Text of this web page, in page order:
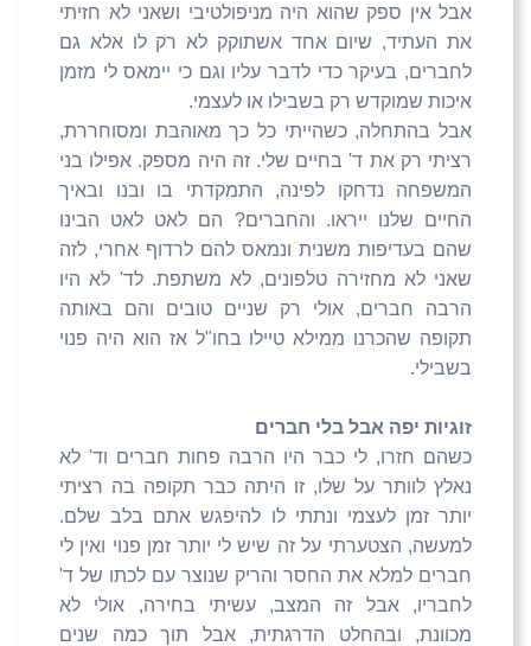
אבל אין ספק שהוא היה מניפולטיבי ושאני לא חזיתי
את העתיד, שיום אחד אשתוקק לא רק לו אלא גם
לחברים, בעיקר כדי לדבר עליו וגם כי יימאס לי מזמן
איכות שמוקדש רק בשבילו או לעצמי.
אבל בהתחלה, כשהייתי כל כך מאוהבת ומסוחררת,
רציתי רק את ד' בחיים שלי. זה היה מספק. אפילו בני
המשפחה נדחקו לפינה, התמקדתי בו ובנו ובאיך
החיים שלנו ייראו. והחברים? הם לאט לאט הבינו
שהם בעדיפות משנית ונמאס להם לרדוף אחרי, לזה
שאני לא מחזירה טלפונים, לא משתפת. לד' לא היו
הרבה חברים, אולי רק שניים טובים והם באותה
תקופה שהכרנו ממילא טיילו בחו"ל אז הוא היה פנוי
בשבילי.
זוגיות יפה אבל בלי חברים
כשהם חזרו, לי כבר היו הרבה פחות חברים וד' לא
נאלץ לוותר על שלו, זו היתה כבר תקופה בה רציתי
יותר זמן לעצמי ונתתי לו להיפגש אתם בלב שלם.
למעשה, הצטערתי על זה שיש לי יותר זמן פנוי ואין לי
חברים למלא את החסר והריק שנוצר עם לכתו של ד'
לחבריו, אבל זה המצב, עשיתי בחירה, אולי לא
מכוונת, ובהחלט הדרגתית, אבל תוך כמה שנים